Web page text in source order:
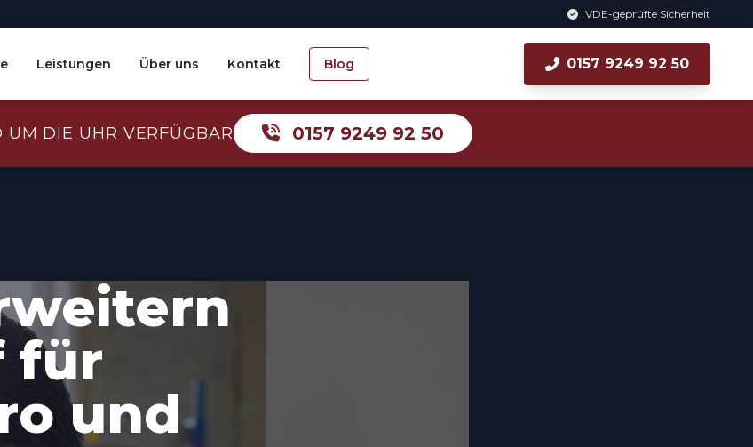
VDE-geprüfte Sicherheit
Leistungen Über uns Kontakt Blog 0157 9249 92 50
UM DIE UHR VERFÜGBAR 0157 9249 92 50
für
und